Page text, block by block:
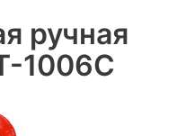
ручная
1006C